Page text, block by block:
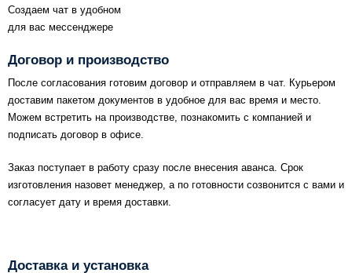
Создаем чат в удобном
для вас мессенджере
Договор и производство
После согласования готовим договор и отправляем в чат. Курьером
доставим пакетом документов в удобное для вас время и место.
Можем встретить на производстве, познакомить с компанией и
подписать договор в офисе.
Заказ поступает в работу сразу после внесения аванса. Срок
изготовления назовет менеджер, а по готовности созвонится с вами и
согласует дату и время доставки.
Доставка и установка